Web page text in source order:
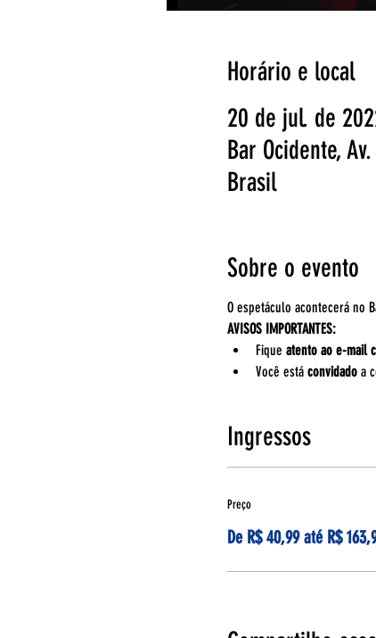
Horário e local
20 de jul. de
Bar Ocidente,
Brasil
Sobre o evento
O espetáculo acontecerá no
AVISOS IMPORTANTES:
Fique atento ao e-mail
Você está convidado a
Ingressos
Preço
De R$ 40,99 até R$